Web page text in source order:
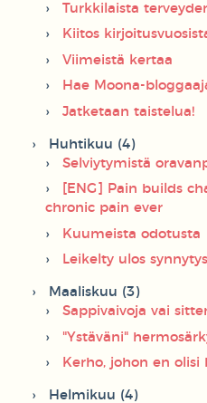
Turkkilaista
Kiitos
Viimeistä kertaa
Hae Moona-
Jatketaan taistelua!
Huhtikuu (4)
Selviytymistä
[ENG] Pain builds
chronic pain ever
Kuumeista odotusta
Leikelty ulos
Maaliskuu (3)
Sappivaivoja vai
"Ystäväni"
Kerho, johon en
Helmikuu (4)